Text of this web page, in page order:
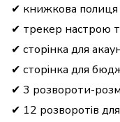
✔ книжкова полиця
✔ трекер настрою
✔ сторінка для
✔ сторінка для
✔ 3 розвороти-
✔ 12 розворотів